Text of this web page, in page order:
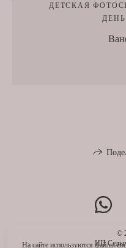
ДЕТСКАЯ
©
ИП
На сайте используются файлы